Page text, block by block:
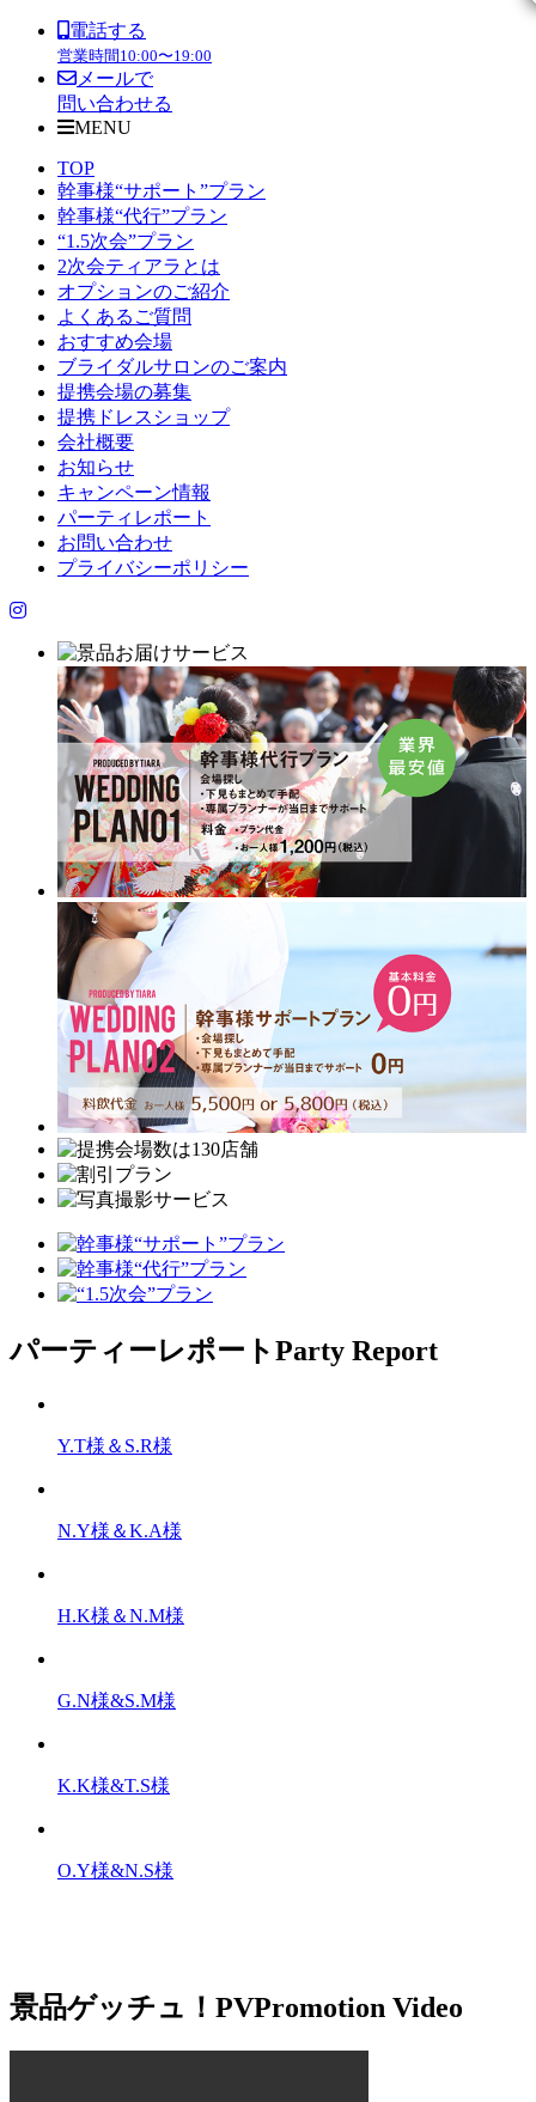
電話する
営業時間 10:00〜19:00
メールで
問い合わせる
MENU
TOP
幹事様“サポート”プラン
幹事様“代行”プラン
“1.5次会”プラン
2次会ティアラとは
オプションのご紹介
よくあるご質問
おすすめ会場
ブライダルサロンのご案内
提携会場の募集
提携ドレスショップ
会社概要
お知らせ
キャンペーン情報
パーティレポート
お問い合わせ
プライバシーポリシー
パーティーレポートParty Report
Y.T様＆S.R様
N.Y様＆K.A様
H.K様＆N.M様
G.N様&S.M様
K.K様&T.S様
O.Y様&N.S様
景品ゲッチュ！PVPromotion Video